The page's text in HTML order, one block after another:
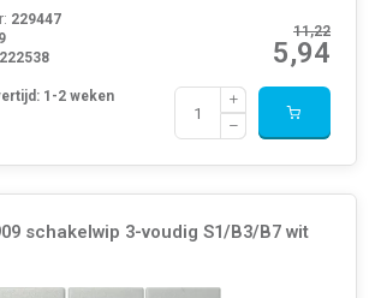
11,22
5,94
229447
1-2 weken
schakelwip 3-voudig S1/B3/B7 wit